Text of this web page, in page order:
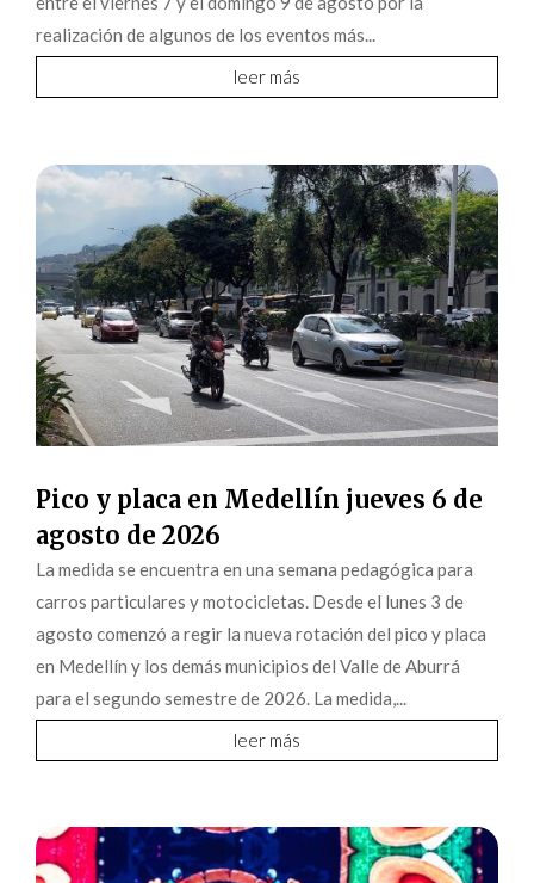
realización de algunos de los eventos más...
leer más
Pico y placa en Medellín jueves 6 de
agosto de 2026
La medida se encuentra en una semana pedagógica para
carros particulares y motocicletas. Desde el lunes 3 de
agosto comenzó a regir la nueva rotación del pico y placa
en Medellín y los demás municipios del Valle de Aburrá
para el segundo semestre de 2026. La medida,...
leer más